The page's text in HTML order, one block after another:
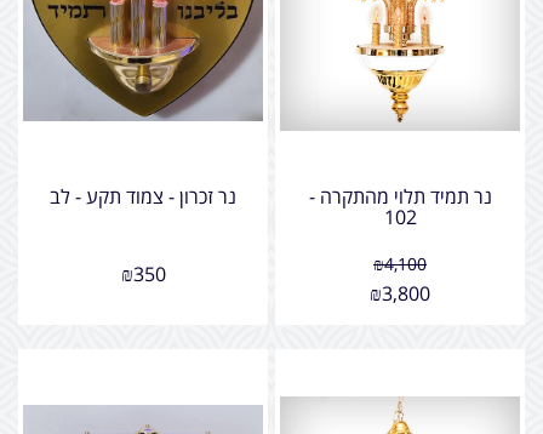
נר תמיד תלוי מהתקרה -
102
₪4,100
₪3,800
נר זכרון - צמוד תקע - לב
₪350